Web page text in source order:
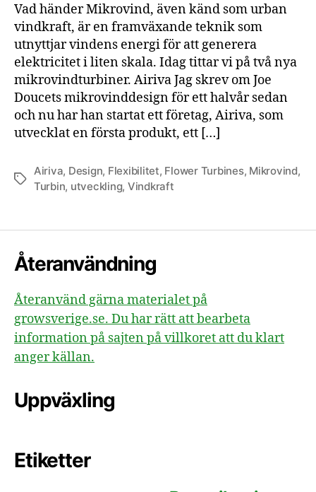
Vad händer Mikrovind, även känd som urban
vindkraft, är en framväxande teknik som
utnyttjar vindens energi för att generera
elektricitet i liten skala. Idag tittar vi på två nya
mikrovindturbiner. Airiva Jag skrev om Joe
Doucets mikrovinddesign för ett halvår sedan
och nu har han startat ett företag, Airiva, som
utvecklat en första produkt, ett […]
Etiketter
Airiva, Design, Flexibilitet, Flower Turbines, Mikrovind,
Turbin, utveckling, Vindkraft
Återanvändning
Återanvänd gärna materialet på
growsverige.se. Du har rätt att bearbeta
information på sajten på villkoret att du klart
anger källan.
Uppväxling
Etiketter